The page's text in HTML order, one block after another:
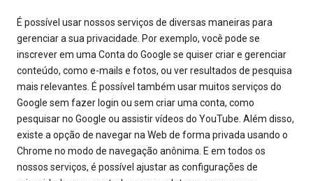
É possível usar nossos serviços de diversas maneiras para
gerenciar a sua privacidade. Por exemplo, você pode se
inscrever em uma Conta do Google se quiser criar e gerenciar
conteúdo, como e-mails e fotos, ou ver resultados de pesquisa
mais relevantes. É possível também usar muitos serviços do
Google sem fazer login ou sem criar uma conta, como
pesquisar no Google ou assistir vídeos do YouTube. Além disso,
existe a opção de navegar na Web de forma privada usando o
Chrome no modo de navegação anônima. E em todos os
nossos serviços, é possível ajustar as configurações de